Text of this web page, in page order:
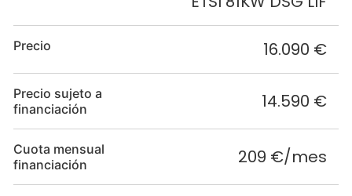
Precio 16.090 €
Precio sujeto a
financiación
14.590 €
Cuota mensual
financiación
209 €/mes